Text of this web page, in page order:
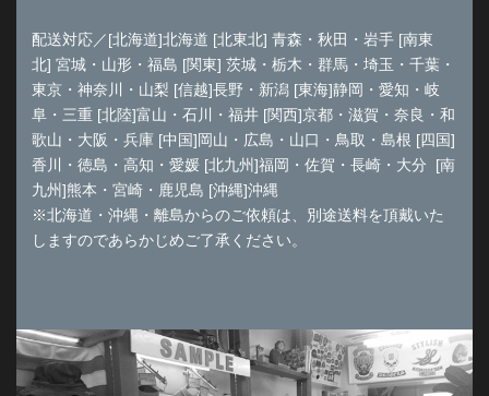
配送対応／[北海道]北海道 [北東北] 青森・秋田・岩手 [南東
北] 宮城・山形・福島 [関東] 茨城・栃木・群馬・埼玉・千葉・
東京・神奈川・山梨 [信越]長野・新潟 [東海]静岡・愛知・岐
阜・三重 [北陸]富山・石川・福井 [関西]京都・滋賀・奈良・和
歌山・大阪・兵庫 [中国]岡山・広島・山口・鳥取・島根 [四国]
香川・徳島・高知・愛媛 [北九州]福岡・佐賀・長崎・大分 [南
九州]熊本・宮崎・鹿児島 [沖縄]沖縄
※北海道・沖縄・離島からのご依頼は、別途送料を頂戴いた
しますのであらかじめご了承ください。